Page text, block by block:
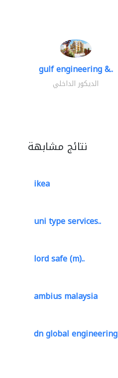
gulf engineering &..
الديكور الداخلي
نتائج مشابهة
ikea
uni type services..
lord safe (m)..
ambius malaysia
dn global engineering